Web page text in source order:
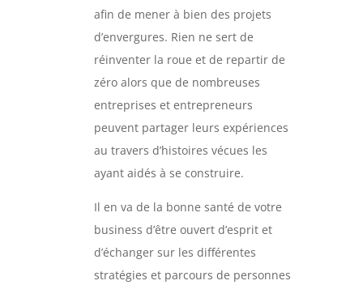
afin de mener à bien des projets
d’envergures. Rien ne sert de
réinventer la roue et de repartir de
zéro alors que de nombreuses
entreprises et entrepreneurs
peuvent partager leurs expériences
au travers d’histoires vécues les
ayant aidés à se construire.
Il en va de la bonne santé de votre
business d’être ouvert d’esprit et
d’échanger sur les différentes
stratégies et parcours de personnes